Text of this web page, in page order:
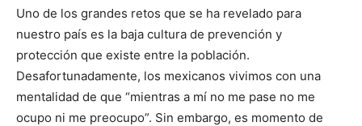
Uno de los grandes retos que se ha revelado para
nuestro país es la baja cultura de prevención y
protección que existe entre la población.
Desafortunadamente, los mexicanos vivimos con una
mentalidad de que “mientras a mí no me pase no me
ocupo ni me preocupo”. Sin embargo, es momento de